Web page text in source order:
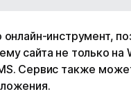
онлайн-инструмент,
сайта не только на
Сервис также